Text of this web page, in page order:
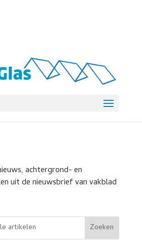
achtergrond- en
uit de nieuwsbrief van vakblad